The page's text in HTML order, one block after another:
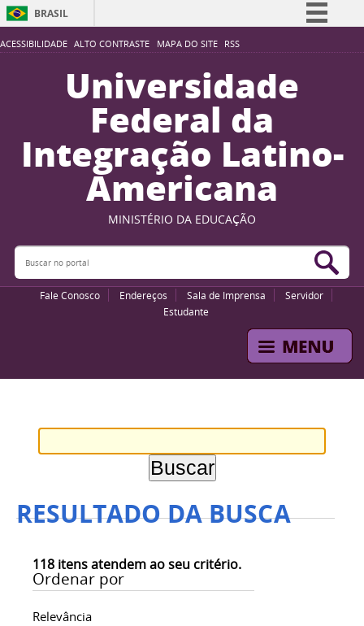
ACESSIBILIDADE ALTO CONTRASTE MAPA DO SITE RSS
BRASIL
Simplifique!
Participe
Acesso à informação
Legislação
Canais
Universidade
Federal da
Integração Latino-
Americana
MINISTÉRIO DA EDUCAÇÃO
Buscar no portal
Fale Conosco Endereços Sala de Imprensa
Servidor
Estudante
RESULTADO DA BUSCA
118 itens atendem ao seu critério.
Ordenar por
Relevância